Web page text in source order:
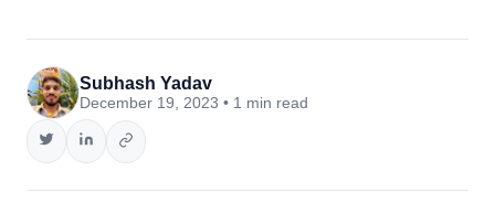
Subhash Yadav
December 19, 2023 • 1 min read